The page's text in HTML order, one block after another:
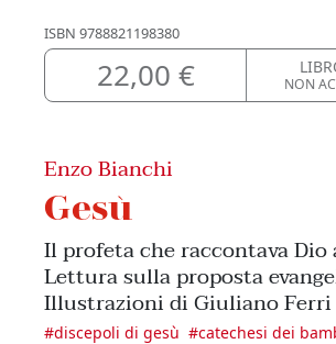
ISBN 9788821198380
22,00 €
Enzo Bianchi
Gesù
Il profeta che raccontava
Lettura sulla proposta
Illustrazioni di Giuliano Ferri
#discepoli di gesù #catechesi dei